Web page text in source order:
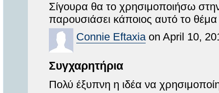
Σίγουρα θα το χρησιμοποιήσω
παρουσιάσει κάποιος αυτό το
Connie Eftaxiaon April 10,
Συγχαρητήρια
Πολύ έξυπνη η ιδέα να